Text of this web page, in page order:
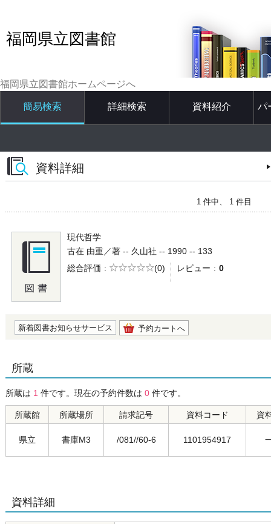
福岡県立図書館
福岡県立図書館ホームページへ
簡易検索 詳細検索 資料紹介 パ
資料詳細
1 件中、 1 件目
現代哲学
古在 由重／著 -- 久山社 -- 1990 -- 133
総合評価
5段階評価
(0) レビュー 0
新着図書お知らせサービス 予約カートへ
所蔵
所蔵は 1 件です。現在の予約件数は 0 件です。
所蔵館 所蔵場所 請求記号 資料コード 資
県立 書庫M3 /081//60-6 1101954917
資料詳細